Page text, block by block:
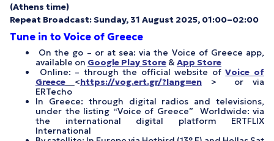
(Athens time)
Repeat Broadcast: Sunday, 31 August 2025, 01:00–02:00
Tune in to Voice of Greece
On the go – or at sea: via the Voice of Greece app,
available on Google Play Store & App Store
Online: – through the official website ofVoice of
Greece
<https://vog.ert.gr/?lang=en> or via
ERTecho
In Greece: through digital radios and televisions,
under the listing “Voice of Greece” Worldwide: via
the international digital platform ERTFLIX
International